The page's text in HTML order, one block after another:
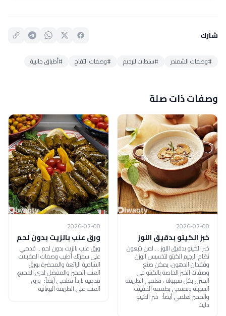
شارك
#وصفات الشمندر #سلطات للرجيم #وصفات التفاح #أطباق جانبية
وصفات ذات صلة
2026-07-08
خبز الكيتو بدقيق اللوز
خبز الكيتو بدقيق اللوز ... لمن يتبعون
نظام الرجيم الكيتو لتخسيس الوزن
وفقدان الدهون، يمكن صنع
وصفات الخبز الخاصة بالكيتو في
المنزل بكل سهولة ، تعلمي الطريقة
السهلة وتمتعي بطعمه الخفيف
والمميز تعلمي أيضاً: خبز الكيتو
دايت
2026-07-08
ورق عنب بالزيت بدون لحم
ورق عنب بالزيت بدون لحم .. قدمي
على سفرتك أطيب وصفات المقبلات
الشامية الرائعة والمحضرة بورق
العنب المميز والمفضل لدى الجميع،
قدميه بارداً تعلمي أيضاً: ورق
العنب على الطريقة اليونانية